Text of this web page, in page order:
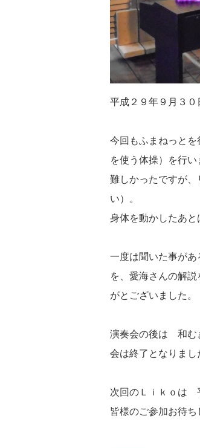
平成２９年９月３
今回もふまねっと
を使う体操）を行い
難しかったですが
い）。
身体を動かしたあ
一度は聞いた事が
を、愛海さんの解
がとございました。
演奏会の後は 和む
会は終了となりまし
次回のＬｉｋｏは
皆様のご参加お待ち